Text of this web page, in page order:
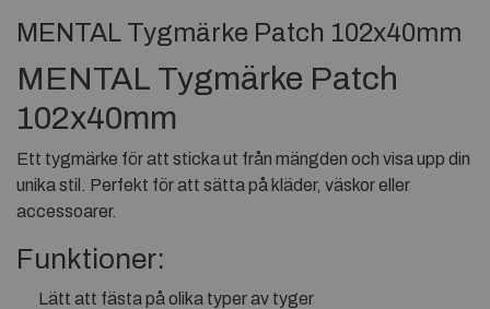
MENTAL Tygmärke Patch 102x40mm
MENTAL Tygmärke Patch
102x40mm
Ett tygmärke för att sticka ut från mängden och visa upp din
unika stil. Perfekt för att sätta på kläder, väskor eller
accessoarer.
Funktioner:
Lätt att fästa på olika typer av tyger